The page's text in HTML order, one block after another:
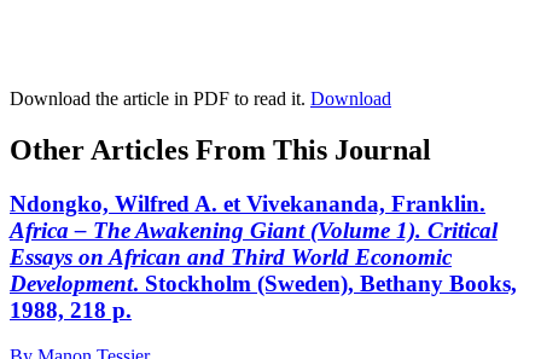
Download the article in PDF to read it. Download
Other Articles From This Journal
Ndongko, Wilfred A. et Vivekananda, Franklin.
Africa – The Awakening Giant (Volume 1). Critical
Essays on African and Third World Economic
Development. Stockholm (Sweden), Bethany Books,
1988, 218 p.